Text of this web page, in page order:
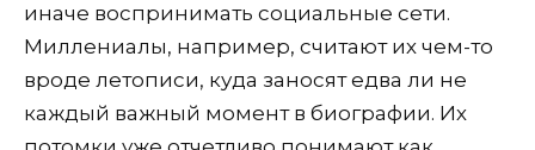
иначе воспринимать социальные сети.
Миллениалы, например, считают их чем-то
вроде летописи, куда заносят едва ли не
каждый важный момент в биографии. Их